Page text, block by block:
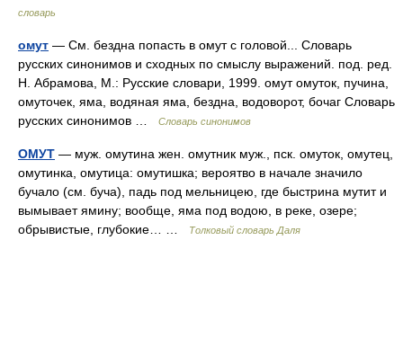
словарь
омут — См. бездна попасть в омут с головой... Словарь
русских синонимов и сходных по смыслу выражений. под. ред.
Н. Абрамова, М.: Русские словари, 1999. омут омуток, пучина,
омуточек, яма, водяная яма, бездна, водоворот, бочаг Словарь
русских синонимов …
Словарь синонимов
ОМУТ — муж. омутина жен. омутник муж., пск. омуток, омутец,
омутинка, омутица: омутишка; вероятво в начале значило
бучало (см. буча), падь под мельницею, где быстрина мутит и
вымывает ямину; вообще, яма под водою, в реке, озере;
обрывистые, глубокие… …
Толковый словарь Даля